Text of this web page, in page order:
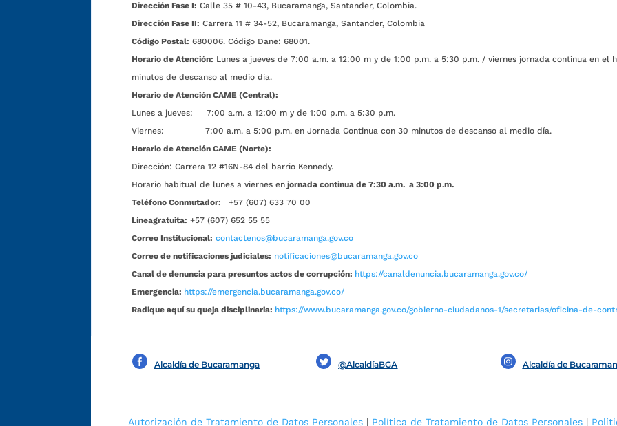
Dirección Fase I: Calle 35 # 10-43, Bucaramanga, Santander, Colombia.
Dirección Fase II: Carrera 11 # 34-52, Bucaramanga, Santander, Colombia
Código Postal: 680006. Código Dane: 68001.
Horario de Atención: Lunes a jueves de 7:00 a.m. a 12:00 m y de 1:00 p.m. a 5:30 p.m. / viernes jornada continua en el
minutos de descanso al medio día.
Horario de Atención CAME (Central):
Lunes a jueves: 7:00 a.m. a 12:00 m y de 1:00 p.m. a 5:30 p.m.
Viernes: 7:00 a.m. a 5:00 p.m. en Jornada Continua con 30 minutos de descanso al medio día.
Horario de Atención CAME (Norte):
Dirección: Carrera 12 #16N-84 del barrio Kennedy.
Horario habitual de lunes a viernes en jornada continua de 7:30 a.m. a 3:00 p.m.
Teléfono Conmutador:
+57 (607) 633 70 00
Líneagratuita: +57 (607) 652 55 55
Correo Institucional: contactenos@bucaramanga.gov.co
Correo de notificaciones judiciales: notificaciones@bucaramanga.gov.co
Canal de denuncia para presuntos actos de corrupción: https://canaldenuncia.bucaramanga.gov.co/
Emergencia: https://emergencia.bucaramanga.gov.co/
Radique aquí su queja disciplinaria: https://www.bucaramanga.gov.co/gobierno-ciudadanos-1/secretarias/oficina-de-
Alcaldía de Bucaramanga @AlcaldíaBGA Alcaldía de
Autorización de Tratamiento de Datos Personales | Política de Tratamiento de Datos Personales |